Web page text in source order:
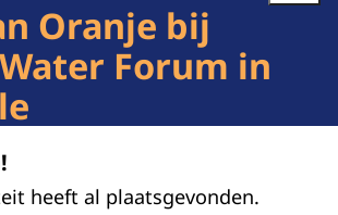
Oranje bij
Forum in
heeft al plaatsgevonden.